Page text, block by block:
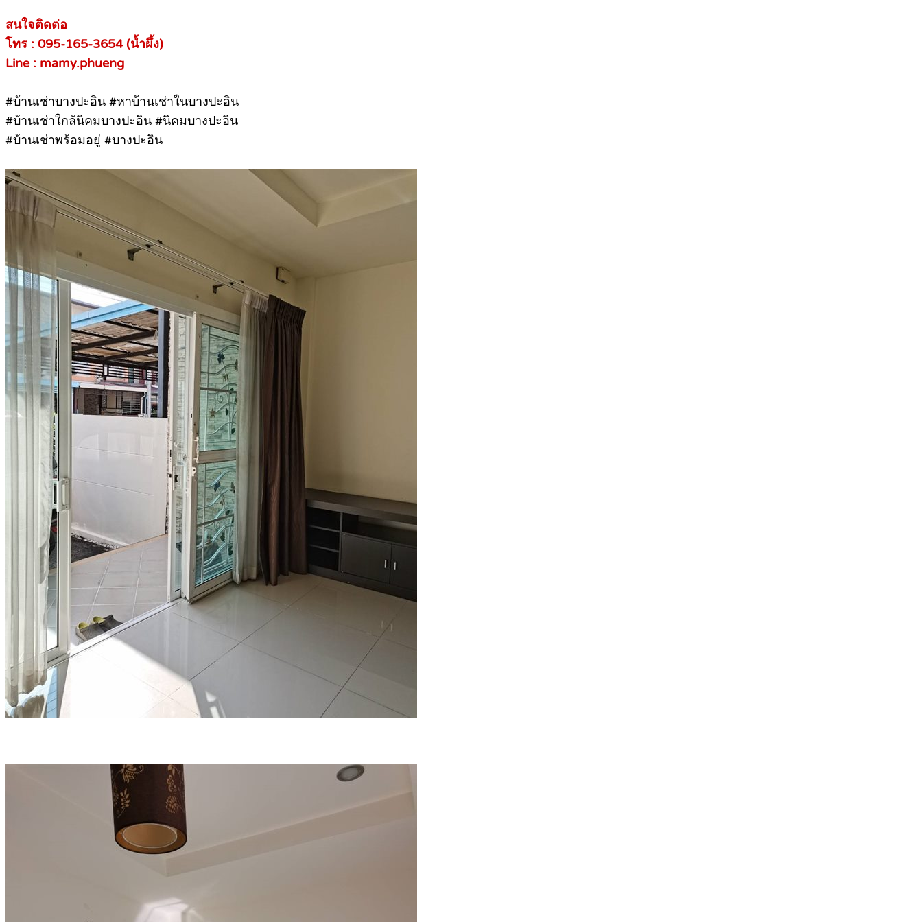
สนใจติดต่อ
โทร : 095-165-3654 (น้ำผึ้ง)
Line : mamy.phueng
#บ้านเช่าบางปะอิน #หาบ้านเช่าในบางปะอิน
#บ้านเช่าใกล้นิคมบางปะอิน #นิคมบางปะอิน
#บ้านเช่าพร้อมอยู่ #บางปะอิน